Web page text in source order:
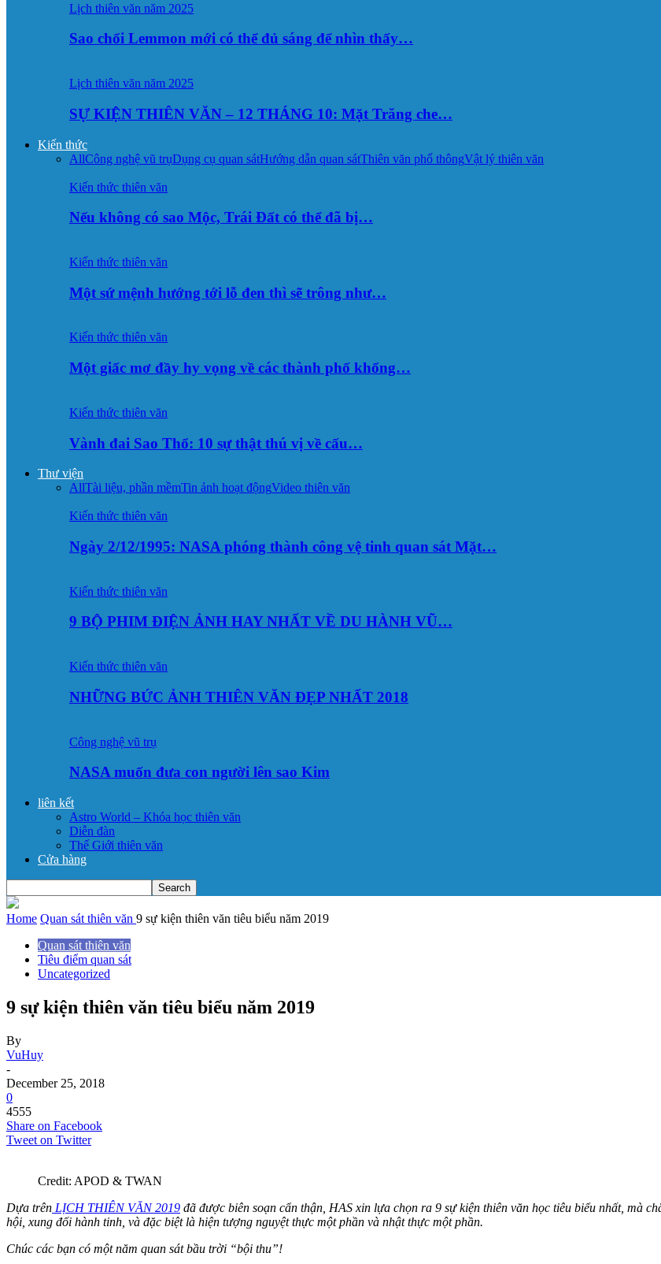
Lịch thiên văn năm 2025
Sao chổi Lemmon mới có thể đủ sáng để nhìn thấy…
Lịch thiên văn năm 2025
SỰ KIỆN THIÊN VĂN – 12 THÁNG 10: Mặt Trăng che…
Kiến thức
AllCông nghệ vũ trụDụng cụ quan sátHướng dẫn quan sátThiên văn phổ thôngVật lý thiên văn
Kiến thức thiên văn
Nếu không có sao Mộc, Trái Đất có thể đã bị…
Kiến thức thiên văn
Một sứ mệnh hướng tới lỗ đen thì sẽ trông như…
Kiến thức thiên văn
Một giấc mơ đầy hy vọng về các thành phố khổng…
Kiến thức thiên văn
Vành đai Sao Thổ: 10 sự thật thú vị về cấu…
Thư viện
AllTài liệu, phần mềmTin ảnh hoạt độngVideo thiên văn
Kiến thức thiên văn
Ngày 2/12/1995: NASA phóng thành công vệ tinh quan sát Mặt…
Kiến thức thiên văn
9 BỘ PHIM ĐIỆN ẢNH HAY NHẤT VỀ DU HÀNH VŨ…
Kiến thức thiên văn
NHỮNG BỨC ẢNH THIÊN VĂN ĐẸP NHẤT 2018
Công nghệ vũ trụ
NASA muốn đưa con người lên sao Kim
liên kết
Astro World – Khóa học thiên văn
Diễn đàn
Thế Giới thiên văn
Cửa hàng
Home Quan sát thiên văn 9 sự kiện thiên văn tiêu biểu năm 2019
Quan sát thiên văn
Tiêu điểm quan sát
Uncategorized
9 sự kiện thiên văn tiêu biểu năm 2019
By
VuHuy
-
December 25, 2018
0
4555
Share on Facebook
Tweet on Twitter
Credit: APOD & TWAN
Dựa trên LỊCH THIÊN VĂN 2019 đã được biên soạn cẩn thận, HAS xin lựa chọn ra 9 sự kiện thiên văn học tiêu biểu nhất, mà
hội, xung đối hành tinh, và đặc biệt là hiện tượng nguyệt thực một phần và nhật thực một phần.
Chúc các bạn có một năm quan sát bầu trời “bội thu”!